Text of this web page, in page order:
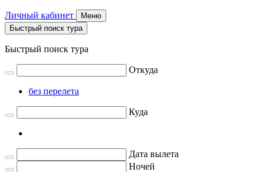
Личный кабинет
Меню
Быстрый поиск тура
Быстрый поиск тура
Откуда
без перелета
Куда
Дата вылета
Ночей